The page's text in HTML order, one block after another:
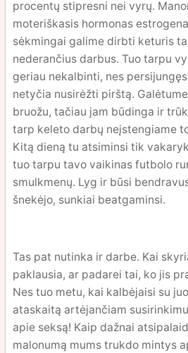
procentų stipresni nei vyrų.
moteriškasis hormonas
sėkmingai galime dirbti keturis
nederančius darbus. Tuo tarpu
geriau nekalbinti, nes
netyčia nusirėžti pirštą.
bruožu, tačiau jam būdinga ir
tarp keleto darbų neįstengiame
Kitą dieną tu atsiminsi tik
tuo tarpu tavo vaikinas futbolo
smulkmenų. Lyg ir būsi
šnekėjo, sunkiai beatgaminsi.
Tas pat nutinka ir darbe. Kai
paklausia, ar padarei tai, ko jis
Nes tuo metu, kai kalbėjaisi su
ataskaitą artėjančiam
apie seksą! Kaip dažnai
malonumą mums trukdo mintys